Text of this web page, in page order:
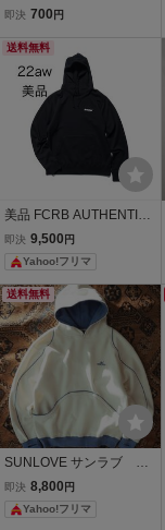
ット）ポケット付ロンT/
即決 700 円
送料無料
美品 FCRB AUTHENTIC
LOGO SWEAT HOODIE
パーカー
即決 9,500 円
Yahoo!フリマ
送料無料
SUNLOVE サンラブ Cre
scent Brushed Hoodie パ
ーカー フーディー 韓
国ファッション musins
即決 8,800 円
Yahoo!フリマ